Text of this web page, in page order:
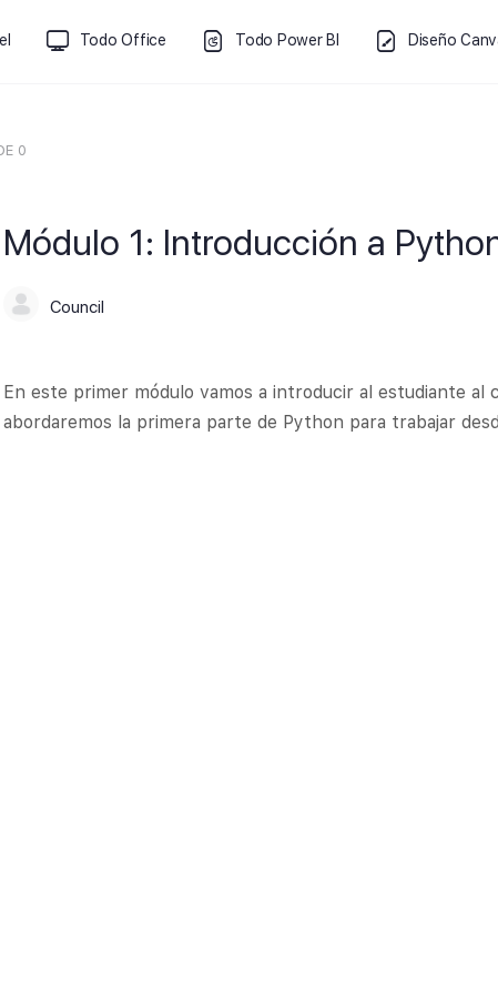
Todo Office Todo Power BI Diseño
0
Módulo 1: Introducción a
Council
En este primer módulo vamos a introducir al estudiante al
abordaremos la primera parte de Python para trabajar